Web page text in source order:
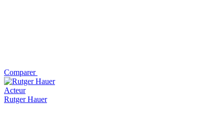
Comparer
Acteur
Rutger Hauer